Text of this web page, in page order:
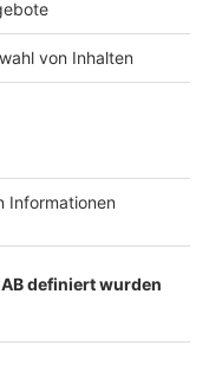
Wahl
(Gibt es auch in
klicken!*)